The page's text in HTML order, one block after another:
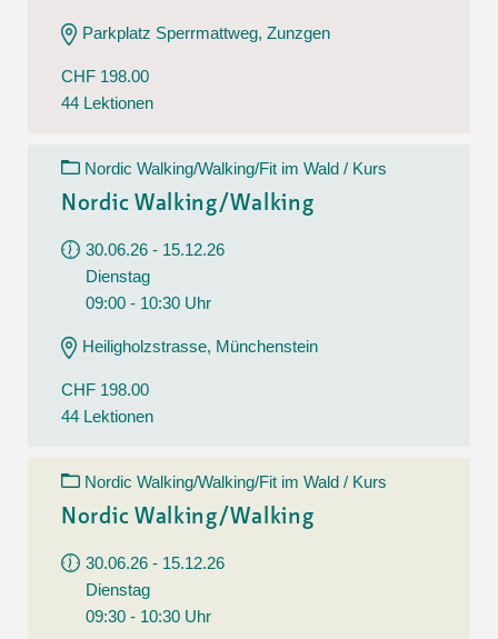
Parkplatz Sperrmattweg, Zunzgen
CHF 198.00
44 Lektionen
Nordic Walking/Walking/Fit im Wald / Kurs
Nordic Walking/Walking
30.06.26 - 15.12.26
Dienstag
09:00 - 10:30 Uhr
Heiligholzstrasse, Münchenstein
CHF 198.00
44 Lektionen
Nordic Walking/Walking/Fit im Wald / Kurs
Nordic Walking/Walking
30.06.26 - 15.12.26
Dienstag
09:30 - 10:30 Uhr